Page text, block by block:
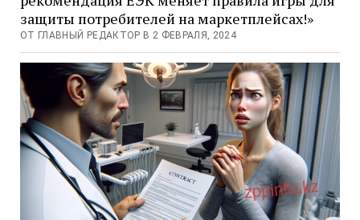
защиты потребителей на маркетплейсах!»
ОТ ГЛАВНЫЙ РЕДАКТОР В 2 ФЕВРАЛЯ, 2024